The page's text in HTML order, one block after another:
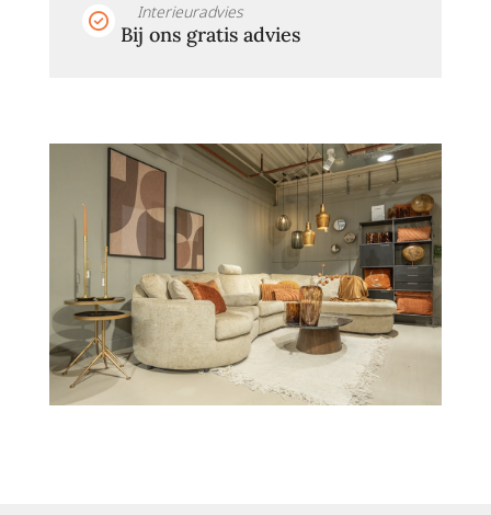
Interieuradvies
Bij ons gratis advies